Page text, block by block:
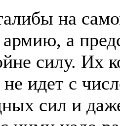
на
а
силу. Их
идет с
сил и